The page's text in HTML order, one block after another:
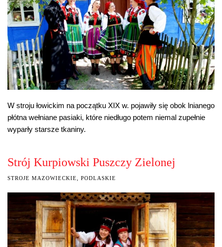
W stroju łowickim na początku XIX w. pojawiły się obok lnianego
płótna wełniane pasiaki, które niedługo potem niemal zupełnie
wyparły starsze tkaniny.
Strój Kurpiowski Puszczy Zielonej
STROJE MAZOWIECKIE, PODLASKIE